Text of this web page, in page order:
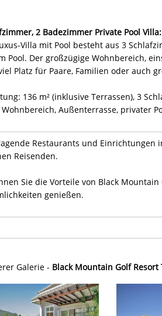
2 Badezimmer Private Pool Villa:
Villa mit Pool besteht aus 3
Pool. Der großzügige Wohnbereich,
Platz für Paare, Familien oder auch
136 m² (inklusive Terrassen), 3
Außenterrasse, privater
Restaurants und Einrichtungen
Reisenden.
Sie die Vorteile von Black
genießen.
Galerie - Black Mountain Golf